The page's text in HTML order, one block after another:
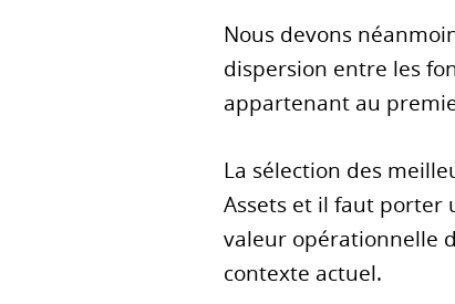
Nous devons
dispersion entre les
appartenant au
La sélection des
Assets et il faut
valeur opérationnelle
contexte actuel.